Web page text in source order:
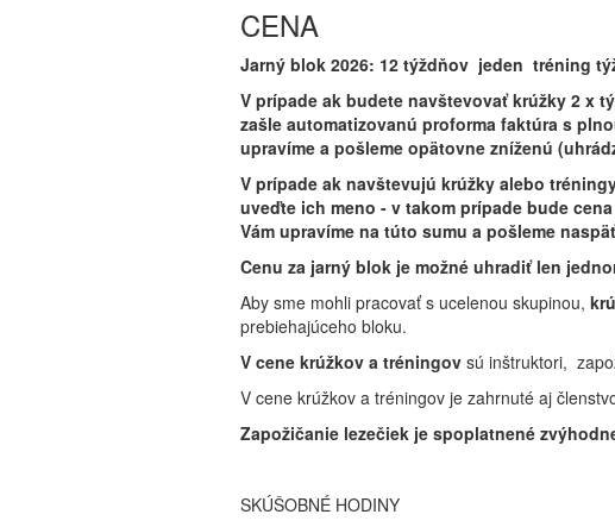
CENA
Jarný blok 2026: 12 týždňov jeden tréning
V prípade ak budete navštevovať krúžky 2 x
zašle automatizovanú proforma faktúra s
upravíme a pošleme opätovne zníženú
V prípade ak navštevujú krúžky alebo
uveďte ich meno - v takom prípade bude
Vám upravíme na túto sumu a pošleme
Cenu za jarný blok je možné uhradiť len
Aby sme mohli pracovať s ucelenou skupinou,
prebiehajúceho bloku.
V cene krúžkov a tréningov sú inštruktori,
V cene krúžkov a tréningov je zahrnuté aj
Zapožičanie lezečiek je spoplatnené
SKÚŠOBNÉ HODINY